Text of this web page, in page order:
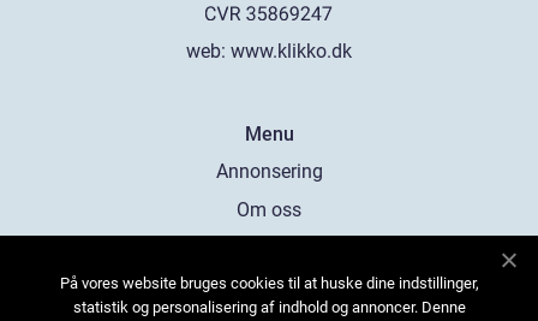
web: www.klikko.dk
Menu
Annonsering
Om oss
Kontakta oss
På vores website bruges cookies til at huske dine indstillinger,
statistik og personalisering af indhold og annoncer. Denne